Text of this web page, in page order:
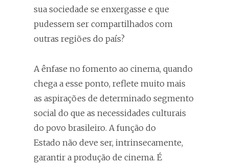
sua sociedade se enxergasse e que
pudessem ser compartilhados com
outras regiões do país?
A ênfase no fomento ao cinema, quando
chega a esse ponto, reflete muito mais
as aspirações de determinado segmento
social do que as necessidades culturais
do povo brasileiro. A função do
Estado não deve ser, intrinsecamente,
garantir a produção de cinema. É